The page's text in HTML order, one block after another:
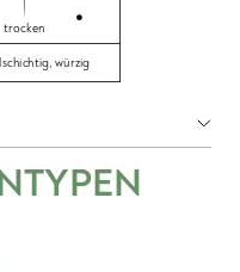
trocken
würzig